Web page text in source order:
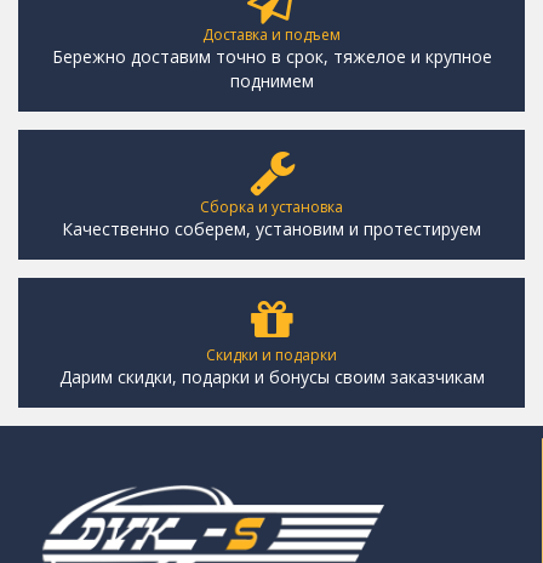
Доставка и подъем
Бережно доставим точно в срок, тяжелое и крупное
поднимем
Сборка и установка
Качественно соберем, установим и протестируем
Скидки и подарки
Дарим скидки, подарки и бонусы своим заказчикам